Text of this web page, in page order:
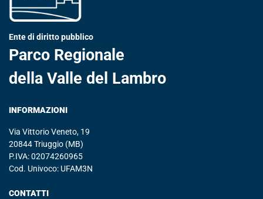
Ente di diritto pubblico
Parco Regionale
della Valle del Lambro
INFORMAZIONI
Via Vittorio Veneto, 19
20844 Triuggio (MB)
P.IVA: 02074260965
Cod. Univoco: UFAM3N
CONTATTI